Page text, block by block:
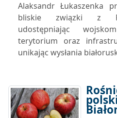
Alaksandr Łukaszenka
bliskie związki z
udostępniając
terytorium oraz
unikając wysłania